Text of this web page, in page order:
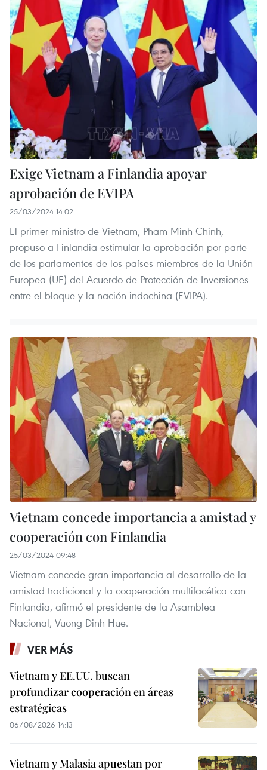
Exige Vietnam a Finlandia apoyar
aprobación de EVIPA
25/03/2024 14:02
El primer ministro de Vietnam, Pham Minh Chinh,
propuso a Finlandia estimular la aprobación por parte
de los parlamentos de los países miembros de la Unión
Europea (UE) del Acuerdo de Protección de Inversiones
entre el bloque y la nación indochina (EVIPA).
Vietnam concede importancia a amistad y
cooperación con Finlandia
25/03/2024 09:48
Vietnam concede gran importancia al desarrollo de la
amistad tradicional y la cooperación multifacética con
Finlandia, afirmó el presidente de la Asamblea
Nacional, Vuong Dinh Hue.
VER MÁS
Vietnam y EE.UU. buscan
profundizar cooperación en áreas
estratégicas
06/08/2026 14:13
Vietnam y Malasia apuestan por